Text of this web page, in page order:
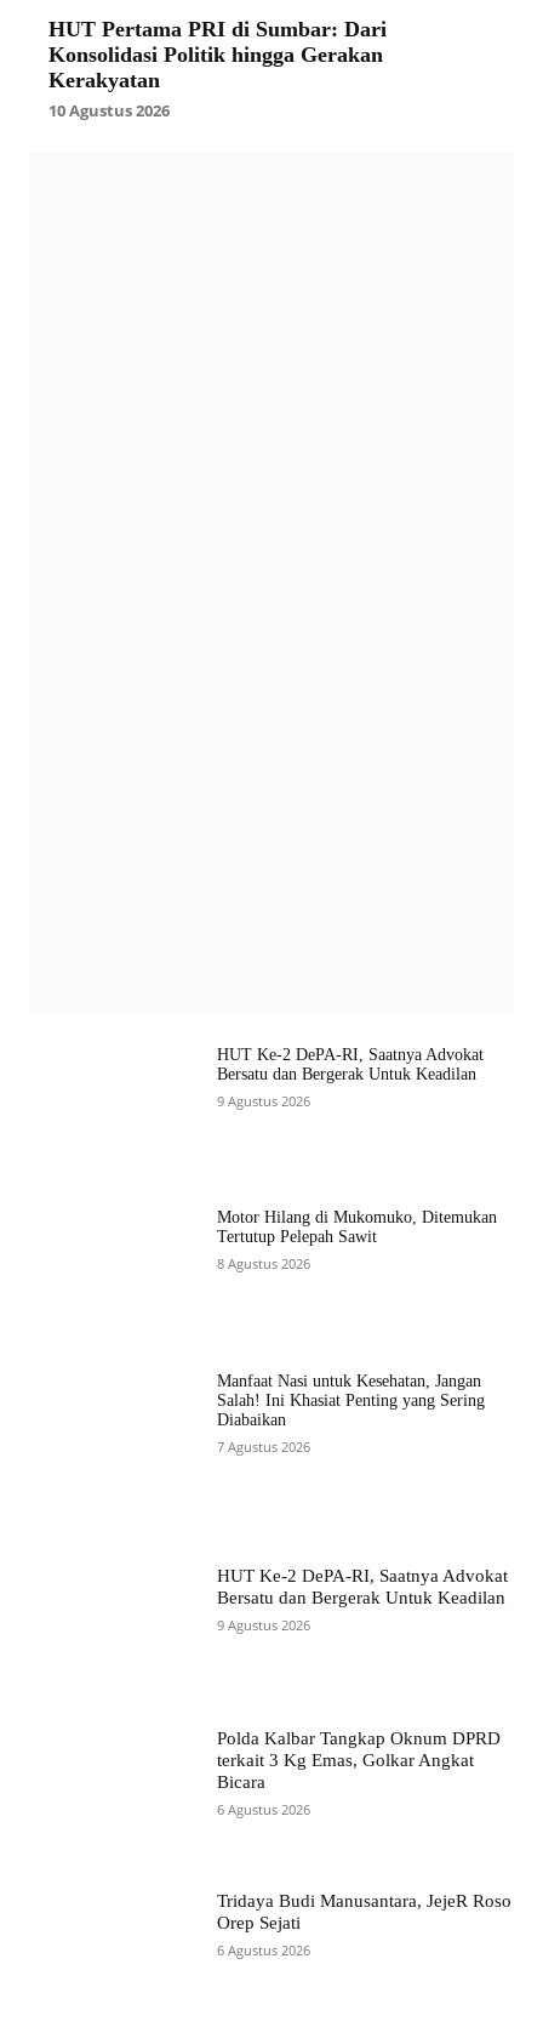
HUT Pertama PRI di Sumbar: Dari
Konsolidasi Politik hingga Gerakan
Kerakyatan
10 Agustus 2026
HUT Ke-2 DePA-RI, Saatnya Advokat
Bersatu dan Bergerak Untuk Keadilan
9 Agustus 2026
Motor Hilang di Mukomuko, Ditemukan
Tertutup Pelepah Sawit
8 Agustus 2026
Manfaat Nasi untuk Kesehatan, Jangan
Salah! Ini Khasiat Penting yang Sering
Diabaikan
7 Agustus 2026
HUT Ke-2 DePA-RI, Saatnya Advokat
Bersatu dan Bergerak Untuk Keadilan
9 Agustus 2026
Polda Kalbar Tangkap Oknum DPRD
terkait 3 Kg Emas, Golkar Angkat
Bicara
6 Agustus 2026
Tridaya Budi Manusantara, JejeR Roso
Orep Sejati
6 Agustus 2026